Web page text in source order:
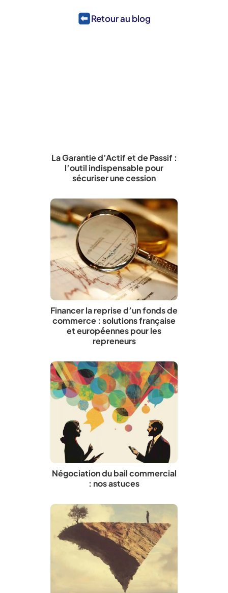
Retour au blog
La Garantie d’Actif et de Passif :
l’outil indispensable pour
sécuriser une cession
Financer la reprise d’un fonds de
commerce : solutions française
et européennes pour les
repreneurs
Négociation du bail commercial
: nos astuces